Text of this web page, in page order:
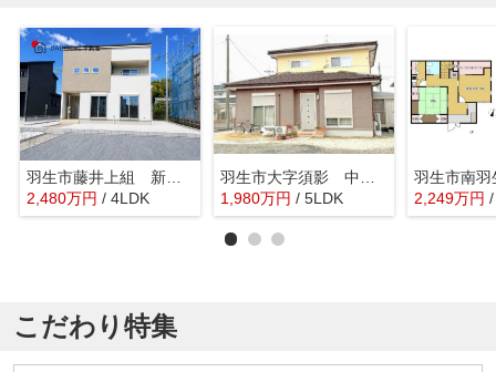
羽生市藤井上組 新築戸建 全12棟 5号棟
2,480万円 / 4LDK
1,980万円 / 5LDK 2,249万円
こだわり特集